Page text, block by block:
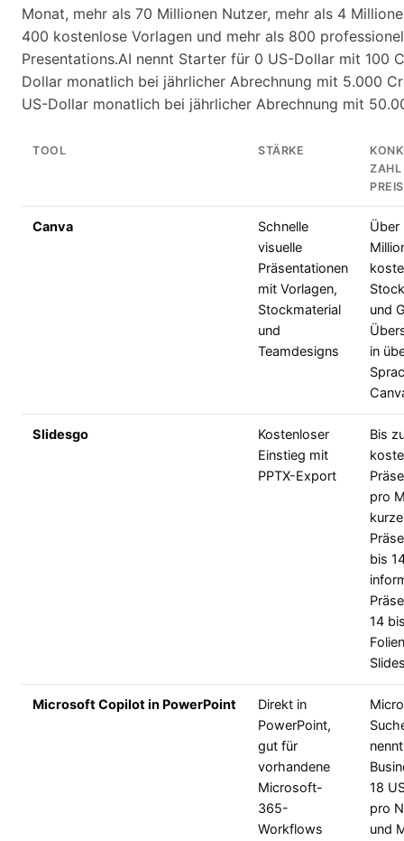
Monat, mehr als 70 Millionen Nutzer, mehr als 4
400 kostenlose Vorlagen und mehr als 800
Presentations.AI nennt Starter für 0 US-Dollar mit 100
Dollar monatlich bei jährlicher Abrechnung mit 5.000
US-Dollar monatlich bei jährlicher Abrechnung mit
TOOL STÄRKE
ZAHL
PREIS
Canva
Schnelle
visuelle
Präsentationen
mit Vorlagen,
Stockmaterial
und
Teamdesigns
Über
und
in
Slidesgo
Kostenloser
Einstieg mit
PPTX-Export
Bis
pro
kurze
bis
14
Microsoft Copilot in PowerPoint
Direkt in
PowerPoint,
gut für
vorhandene
Microsoft-
365-
Workflows
18
pro
und